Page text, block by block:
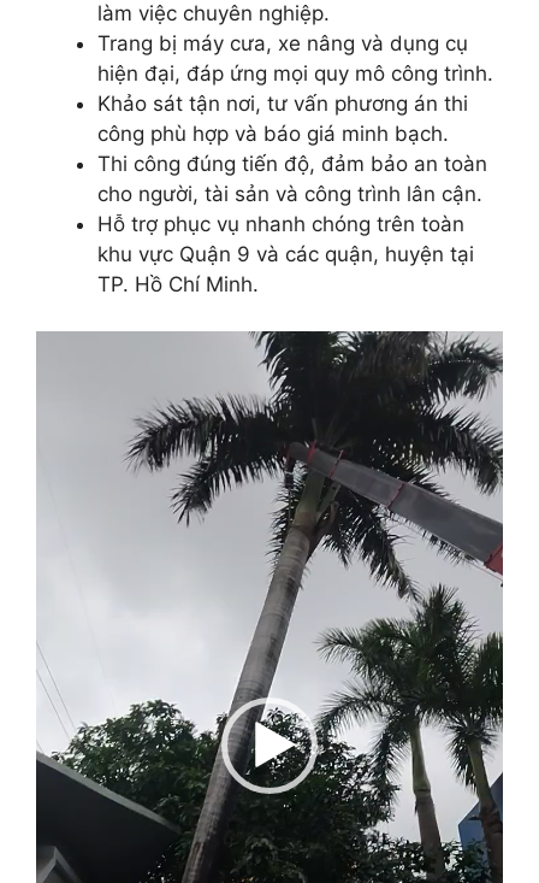
làm việc chuyên nghiệp.
Trang bị máy cưa, xe nâng và dụng cụ
hiện đại, đáp ứng mọi quy mô công trình.
Khảo sát tận nơi, tư vấn phương án thi
công phù hợp và báo giá minh bạch.
Thi công đúng tiến độ, đảm bảo an toàn
cho người, tài sản và công trình lân cận.
Hỗ trợ phục vụ nhanh chóng trên toàn
khu vực Quận 9 và các quận, huyện tại
TP. Hồ Chí Minh.